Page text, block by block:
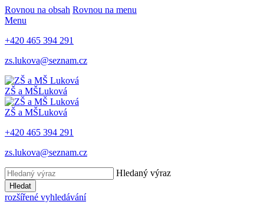
Rovnou na obsah Rovnou na menu
Menu
+420 465 394 291
zs.lukova@seznam.cz
ZŠ a MŠLuková
ZŠ a MŠLuková
+420 465 394 291
zs.lukova@seznam.cz
Hledaný výraz
Hledat
rozšířené vyhledávání